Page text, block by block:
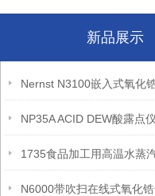
新品展示
NP35A ACID DEW酸露点仪
1735食品加工用高温水蒸
N6000带吹扫在线式氧化